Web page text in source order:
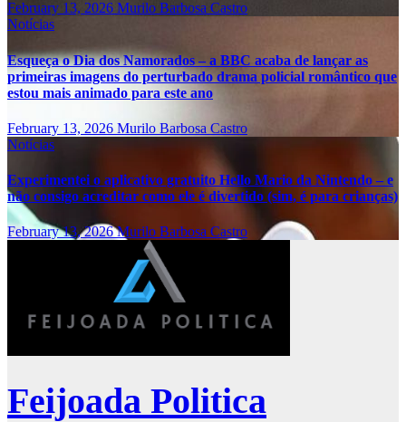
February 13, 2026 Murilo Barbosa Castro
Notícias
Esqueça o Dia dos Namorados – a BBC acaba de lançar as
primeiras imagens do perturbado drama policial romântico que
estou mais animado para este ano
February 13, 2026 Murilo Barbosa Castro
Notícias
Experimentei o aplicativo gratuito Hello Mario da Nintendo – e
não consigo acreditar como ele é divertido (sim, é para crianças)
February 13, 2026Murilo Barbosa Castro
Feijoada Politica